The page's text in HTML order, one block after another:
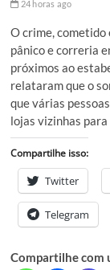
24 horas ago
O crime, cometido
pânico e correria
próximos ao
relataram que o
que várias
lojas vizinhas
Compartilhe isso:
Twitter
Telegram
Compartilhe com